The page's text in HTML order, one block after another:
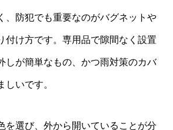
、防犯でも重要なのがバグネットや
付け方です。専用品で隙間なく設置
しが簡単なもの、かつ雨対策のカバ
しいです。
を選び、外から開いていることが分